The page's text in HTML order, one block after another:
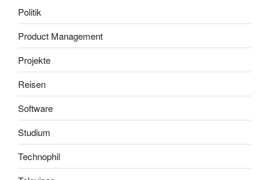
Politik
Product Management
Projekte
Reisen
Software
Studium
Technophil